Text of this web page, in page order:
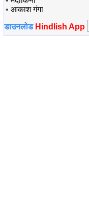
• आकाश गंगा
डाउनलोड Hindlish App